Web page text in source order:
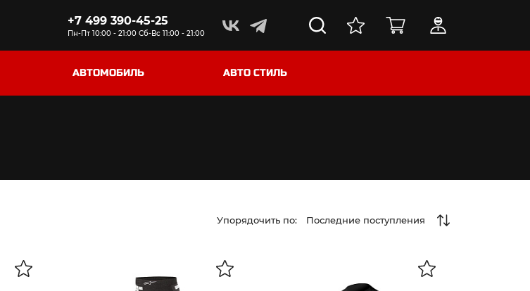
+7 499 390-45-25
Пн-Пт 10:00 - 21:00 Сб-Вс 11:00 - 21:00
АВТОМОБИЛЬ АВТО СТИЛЬ
Упорядочить по: Последние поступления